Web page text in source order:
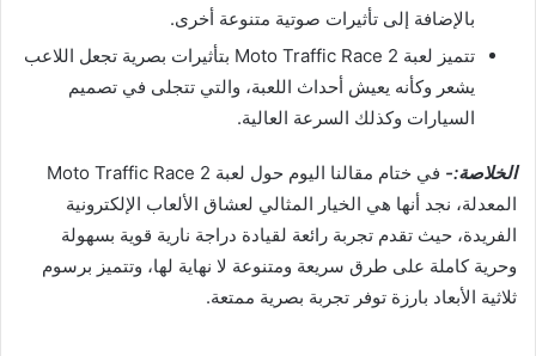
بالإضافة إلى تأثيرات صوتية متنوعة أخرى.
تتميز لعبة Moto Traffic Race 2 بتأثيرات بصرية تجعل اللاعب
يشعر وكأنه يعيش أحداث اللعبة، والتي تتجلى في تصميم
السيارات وكذلك السرعة العالية.
الخلاصة:-
في ختام مقالنا اليوم حول لعبة Moto Traffic Race 2
المعدلة، نجد أنها هي الخيار المثالي لعشاق الألعاب الإلكترونية
الفريدة، حيث تقدم تجربة رائعة لقيادة دراجة نارية قوية بسهولة
وحرية كاملة على طرق سريعة ومتنوعة لا نهاية لها، وتتميز برسوم
ثلاثية الأبعاد بارزة توفر تجربة بصرية ممتعة.